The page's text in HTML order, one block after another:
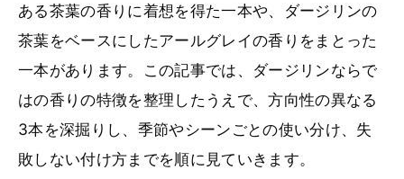
ある茶葉の香りに着想を得た一本や、ダージリンの
茶葉をベースにしたアールグレイの香りをまとった
一本があります。この記事では、ダージリンならで
はの香りの特徴を整理したうえで、方向性の異なる
3本を深掘りし、季節やシーンごとの使い分け、失
敗しない付け方までを順に見ていきます。